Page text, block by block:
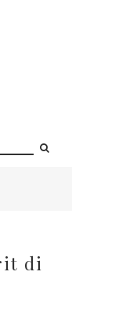
di